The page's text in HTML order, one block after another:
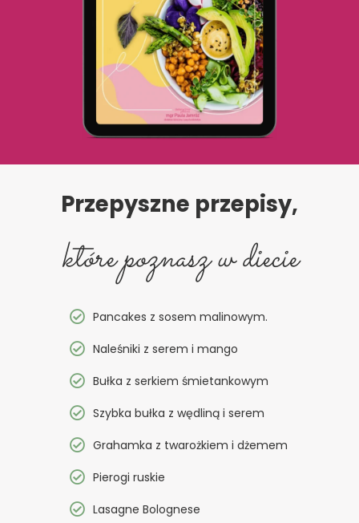
Przepyszne przepisy,
które poznasz w diecie
Pancakes z sosem malinowym.
Naleśniki z serem i mango
Bułka z serkiem śmietankowym
Szybka bułka z wędliną i serem
Grahamka z twarożkiem i dżemem
Pierogi ruskie
Lasagne Bolognese